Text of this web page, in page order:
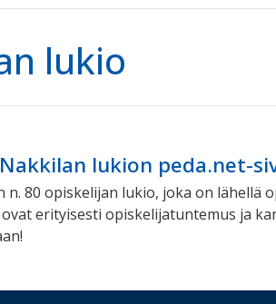
lukio
lukion peda.net-
n. 80 opiskelijan lukio, joka on lähellä
erityisesti opiskelijatuntemus ja